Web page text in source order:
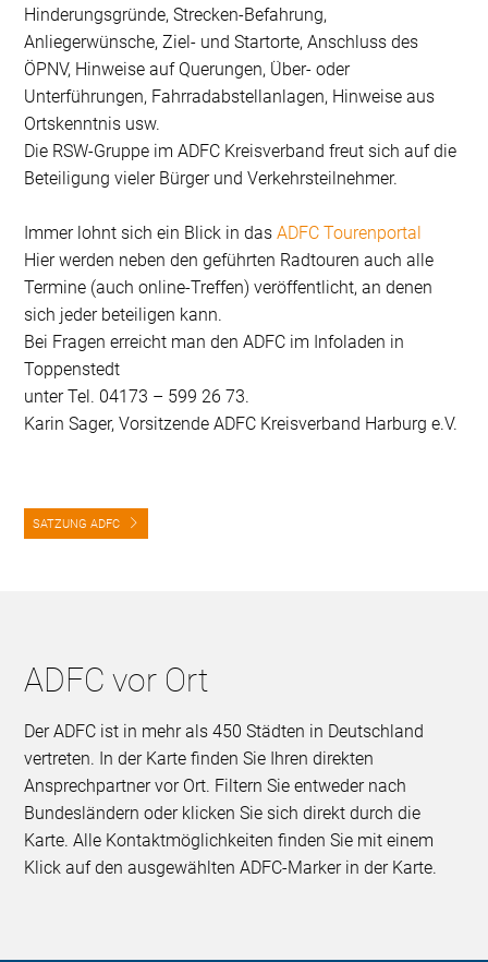
Hinderungsgründe, Strecken-Befahrung,
Anliegerwünsche, Ziel- und Startorte, Anschluss des
ÖPNV, Hinweise auf Querungen, Über- oder
Unterführungen, Fahrradabstellanlagen, Hinweise aus
Ortskenntnis usw.
Die RSW-Gruppe im ADFC Kreisverband freut sich auf die
Beteiligung vieler Bürger und Verkehrsteilnehmer.
Immer lohnt sich ein Blick in das ADFC Tourenportal
Hier werden neben den geführten Radtouren auch alle
Termine (auch online-Treffen) veröffentlicht, an denen
sich jeder beteiligen kann.
Bei Fragen erreicht man den ADFC im Infoladen in
Toppenstedt
unter Tel. 04173 – 599 26 73.
Karin Sager, Vorsitzende ADFC Kreisverband Harburg e.V.
SATZUNG ADFC
ADFC vor Ort
Der ADFC ist in mehr als 450 Städten in Deutschland
vertreten. In der Karte finden Sie Ihren direkten
Ansprechpartner vor Ort. Filtern Sie entweder nach
Bundesländern oder klicken Sie sich direkt durch die
Karte. Alle Kontaktmöglichkeiten finden Sie mit einem
Klick auf den ausgewählten ADFC-Marker in der Karte.